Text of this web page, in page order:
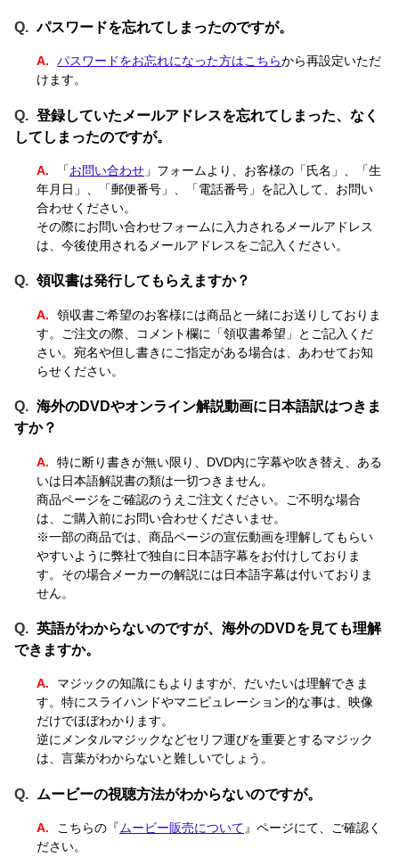
パスワードを忘れてしまったのですが。
パスワードをお忘れになった方はこちらから再設定いただ
けます。
登録していたメールアドレスを忘れてしまった、なく
してしまったのですが。
「お問い合わせ 」フォームより、お客様の「氏名」、「生
年月日」、「郵便番号」、「電話番号」を記入して、お問い
合わせください。
その際にお問い合わせフォームに入力されるメールアドレス
は、今後使用されるメールアドレスをご記入ください。
領収書は発行してもらえますか？
領収書ご希望のお客様には商品と一緒にお送りしておりま
す。ご注文の際、コメント欄に「領収書希望」とご記入くだ
さい。宛名や但し書きにご指定がある場合は、あわせてお知
らせください。
海外のDVDやオンライン解説動画に日本語訳はつきま
すか？
特に断り書きが無い限り、DVD内に字幕や吹き替え、ある
いは日本語解説書の類は一切つきません。
商品ページをご確認のうえご注文ください。ご不明な場合
は、ご購入前にお問い合わせくださいませ。
※一部の商品では、商品ページの宣伝動画を理解してもらい
やすいように弊社で独自に日本語字幕をお付けしておりま
す。その場合メーカーの解説には日本語字幕は付いておりま
せん。
英語がわからないのですが、海外のDVDを見ても理解
できますか。
マジックの知識にもよりますが、だいたいは理解できま
す。特にスライハンドやマニピュレーション的な事は、映像
だけでほぼわかります。
逆にメンタルマジックなどセリフ運びを重要とするマジック
は、言葉がわからないと難しいでしょう。
ムービーの視聴方法がわからないのですが。
こちらの『ムービー販売について 』ページにて、ご確認く
ださい。